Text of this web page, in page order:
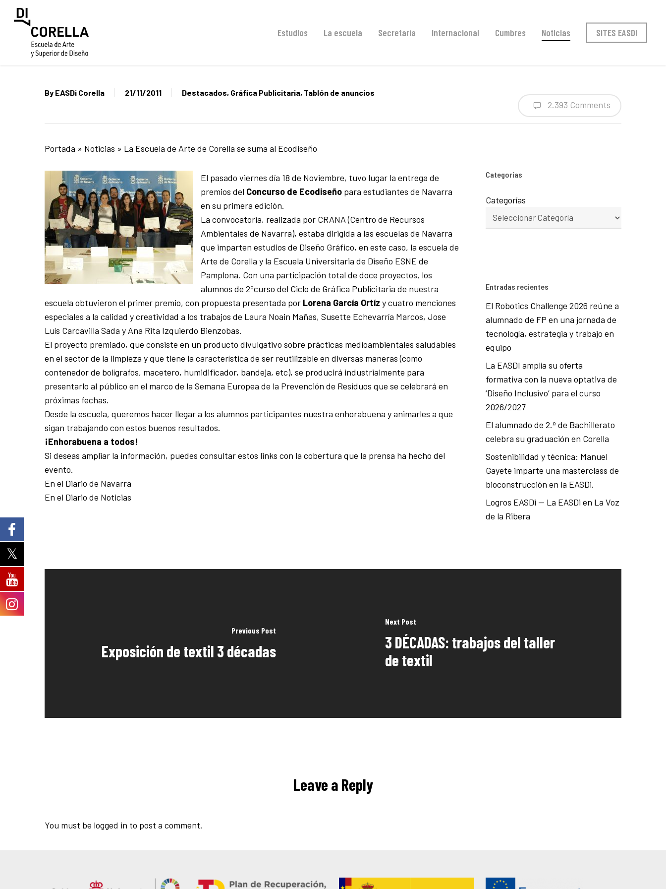
Estudios La escuela Secretaría Internacional Cumbres Noticias SITES EASDi
By EASDi Corella 21/11/2011 Destacados, Gráfica Publicitaria, Tablón de anuncios
2.393 Comments
Portada » Noticias » La Escuela de Arte de Corella se suma al Ecodiseño
El pasado viernes día 18 de Noviembre, tuvo lugar la entrega de
premios del Concurso de Ecodiseño para estudiantes de Navarra
en su primera edición.
La convocatoria, realizada por CRANA (Centro de Recursos
Ambientales de Navarra), estaba dirigida a las escuelas de Navarra
que imparten estudios de Diseño Gráfico, en este caso, la escuela de
Arte de Corella y la Escuela Universitaria de Diseño ESNE de
Pamplona. Con una participación total de doce proyectos, los
alumnos de 2ºcurso del Ciclo de Gráfica Publicitaria de nuestra
escuela obtuvieron el primer premio, con propuesta presentada por Lorena García Ortíz y cuatro menciones
especiales a la calidad y creatividad a los trabajos de Laura Noain Mañas, Susette Echevarría Marcos, Jose
Luís Carcavilla Sada y Ana Rita Izquierdo Bienzobas.
El proyecto premiado, que consiste en un producto divulgativo sobre prácticas medioambientales saludables
en el sector de la limpieza y que tiene la característica de ser reutilizable en diversas maneras (como
contenedor de bolígrafos, macetero, humidificador, bandeja, etc), se producirá industrialmente para
presentarlo al público en el marco de la Semana Europea de la Prevención de Residuos que se celebrará en
próximas fechas.
Desde la escuela, queremos hacer llegar a los alumnos participantes nuestra enhorabuena y animarles a que
sigan trabajando con estos buenos resultados.
¡Enhorabuena a todos!
Si deseas ampliar la información, puedes consultar estos links con la cobertura que la prensa ha hecho del
evento.
En el Diario de Navarra
En el Diario de Noticias
Categorías
Categorías
Entradas recientes
El Robotics Challenge 2026 reúne a
alumnado de FP en una jornada de
tecnología, estrategia y trabajo en
equipo
La EASDI amplía su oferta
formativa con la nueva optativa de
‘Diseño Inclusivo’ para el curso
2026/2027
El alumnado de 2.º de Bachillerato
celebra su graduación en Corella
Sostenibilidad y técnica: Manuel
Gayete imparte una masterclass de
bioconstrucción en la EASDi.
Logros EASDi — La EASDi en La Voz
de la Ribera
Previous Post
Exposición de textil 3 décadas
Next Post
3 DÉCADAS: trabajos del taller
de textil
Leave a Reply
You must be logged in to post a comment.